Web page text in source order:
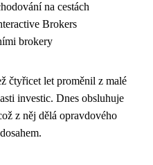
na cestách
Brokers
brokery
čtyřicet let proměnil z malé
investic. Dnes obsluhuje
z něj dělá opravdového